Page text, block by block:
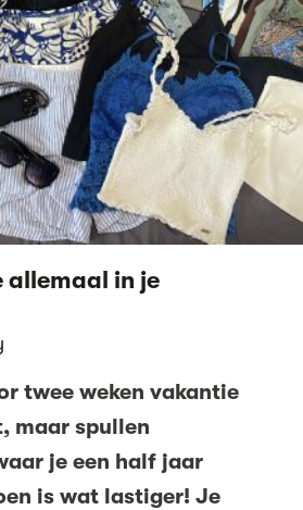
allemaal in je
twee weken vakantie
maar spullen
je een half jaar
is wat lastiger! Je